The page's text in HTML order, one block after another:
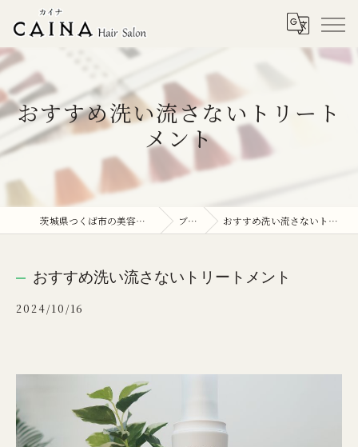
おすすめ洗い流さないトリート
メント
茨城県つくば市の美容院ならCAINA ブログ おすすめ洗い流さないトリートメント
おすすめ洗い流さないトリートメント
2024/10/16